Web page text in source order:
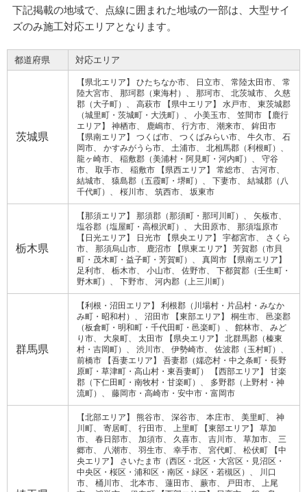
下記掲載の地域で、点線に囲まれた地域の一部は、大型サイ
ズのみ施工対応エリアとなります。
都道府県 対応エリア
茨城県
【県北エリア】 ひたちなか市 日立市 常陸太田市
常
陸大宮市
那珂郡（東海村） 那珂市 北茨城市
久慈
郡（大子町）
高萩市 【県中エリア】 水戸市
東茨城郡
（城里町・茨城町・大洗町）
小美玉市 笠間市
【鹿行
エリア】
神栖市 鹿嶋市 行方市 潮来市
鉾田市
【県南エリア】
つくば市 つくばみらい市 牛久市
石
岡市
かすみがうら市 土浦市
北相馬郡（利根町）
龍ヶ崎市
稲敷郡（美浦村・阿見町・河内町）
守谷
市
取手市 稲敷市 【県西エリア】 常総市
古河市
結城市
猿島郡（五霞町・堺町） 下妻市
結城郡（八
千代町）
桜川市 筑西市 坂東市
栃木県
【那須エリア】 那須郡（那須町・那珂川町）
矢板市
塩谷郡（塩屋町・高根沢町）
大田原市
那須塩原市
【日光エリア】
日光市 【県央エリア】 宇都宮市
さくら
市
那須烏山市 鹿沼市 【県東エリア】
芳賀郡（市貝
町・茂木町・益子町・芳賀町）
真岡市
【県南エリア】
足利市
栃木市 小山市 佐野市
下都賀郡（壬生町・
野木町）
下野市 河内郡（上三川町）
群馬県
【利根・沼田エリア】
利根郡（川場村・片品村・みなか
み町・昭和村）
沼田市 【東部エリア】 桐生市
邑楽郡
（板倉町・明和町・千代田町・邑楽町）
館林市
みど
り市
大泉町 太田市 【県央エリア】
北群馬郡（榛東
村・吉岡町）
渋川市 伊勢崎市
佐波郡（玉村町）
前橋市
【吾妻エリア】
吾妻郡（嬬恋村・中之条町・長野
原町・草津町・高山村・東吾妻町）
【西部エリア】
甘楽
郡（下仁田町・南牧村・甘楽町）
多野郡（上野村・神
流町）
藤岡市・高崎市・安中市・富岡市
【北部エリア】 熊谷市 深谷市 本庄市 美里町
神
川町
寄居町 行田市 上里町 【東部エリア】
草加
市
春日部市 加須市 久喜市 吉川市 草加市
三
郷市
八潮市 羽生市 幸手市 宮代町 松伏町
【中
央エリア】
さいたま市（西区・北区・大宮区・見沼区・
中央区・桜区・浦和区・南区・緑区・若槻区）
川口
市
桶川市 北本市 蓮田市 蕨市 戸田市
上尾